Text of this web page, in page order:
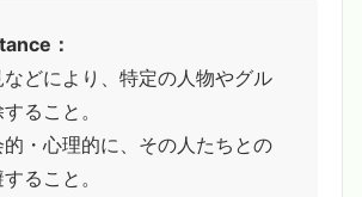
：
どにより、特定の人物やグル
ること。
的・心理的に、その人たちとの
ること。